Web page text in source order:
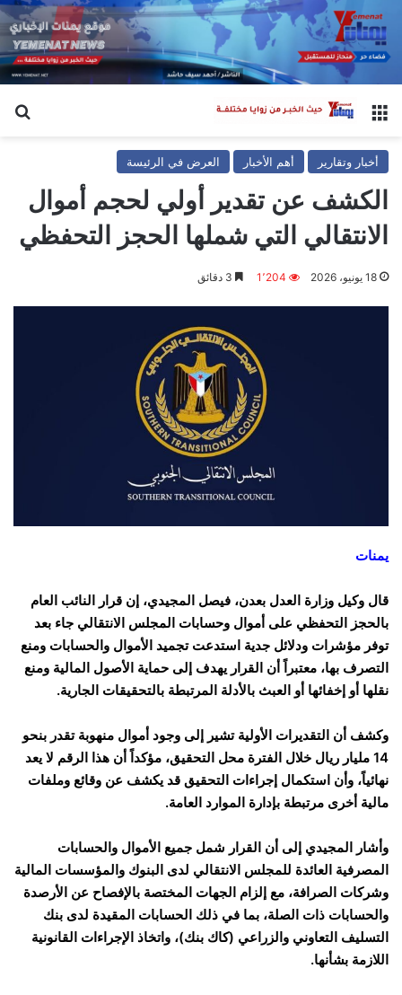
القائمة
أخبار وتقارير أهم الأخبار العرض في الرئيسة
الكشف عن تقدير أولي لحجم أموال
الانتقالي التي شملها الحجز التحفظي
18 يونيو، 2026 1٬204
يمنات
قال وكيل وزارة العدل بعدن، فيصل المجيدي، إن قرار النائب العام
بالحجز التحفظي على أموال وحسابات المجلس الانتقالي جاء بعد
توفر مؤشرات ودلائل جدية استدعت تجميد الأموال والحسابات ومنع
التصرف بها، معتبراً أن القرار يهدف إلى حماية الأصول المالية ومنع
نقلها أو إخفائها أو العبث بالأدلة المرتبطة بالتحقيقات الجارية.
وكشف أن التقديرات الأولية تشير إلى وجود أموال منهوبة تقدر بنحو
14 مليار ريال خلال الفترة محل التحقيق، مؤكداً أن هذا الرقم لا يعد
نهائياً، وأن استكمال إجراءات التحقيق قد يكشف عن وقائع وملفات
مالية أخرى مرتبطة بإدارة الموارد العامة.
وأشار المجيدي إلى أن القرار شمل جميع الأموال والحسابات
المصرفية العائدة للمجلس الانتقالي لدى البنوك والمؤسسات المالية
وشركات الصرافة، مع إلزام الجهات المختصة بالإفصاح عن الأرصدة
والحسابات ذات الصلة، بما في ذلك الحسابات المقيدة لدى بنك
التسليف التعاوني والزراعي (كاك بنك)، واتخاذ الإجراءات القانونية
اللازمة بشأنها.